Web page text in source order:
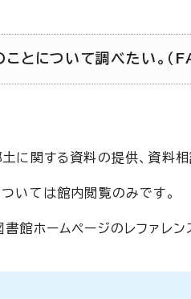
ことについて調べたい。
に関する資料の提供、資料
いては館内閲覧のみです。
館ホームページのレファレン